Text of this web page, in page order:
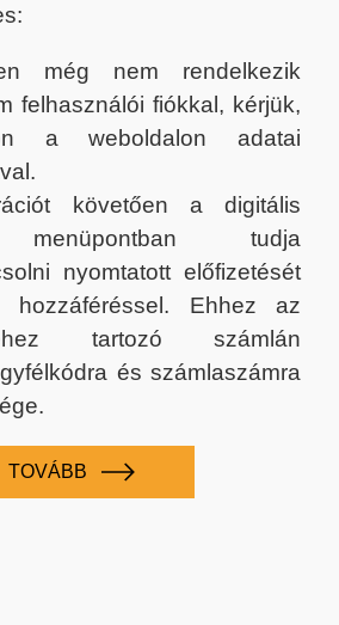
még nem rendelkezik
felhasználói fiókkal, kérjük,
a weboldalon adatai
követően a digitális
tudja
nyomtatott előfizetését
hozzáféréssel. Ehhez az
tartozó számlán
és számlaszámra
TOVÁBB